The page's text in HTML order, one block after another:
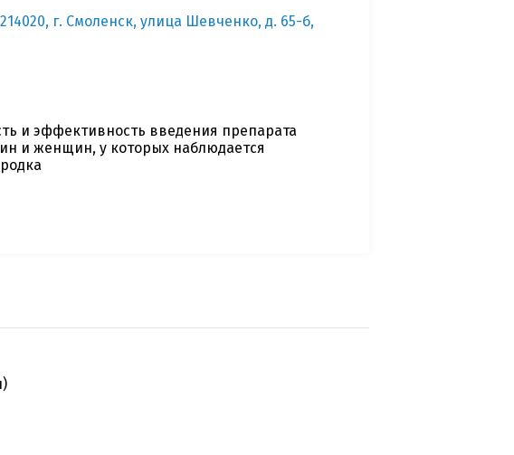
г. Смоленск, улица Шевченко, д. 65-б,
и эффективность введения препарата
и женщин, у которых наблюдается